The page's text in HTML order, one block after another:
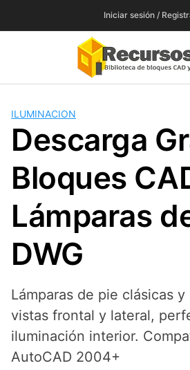
Iniciar sesión /
ILUMINACION
Descarga
Bloques
Lámparas
DWG
Lámparas de pie clásicas
vistas frontal y lateral,
iluminación interior.
AutoCAD 2004+